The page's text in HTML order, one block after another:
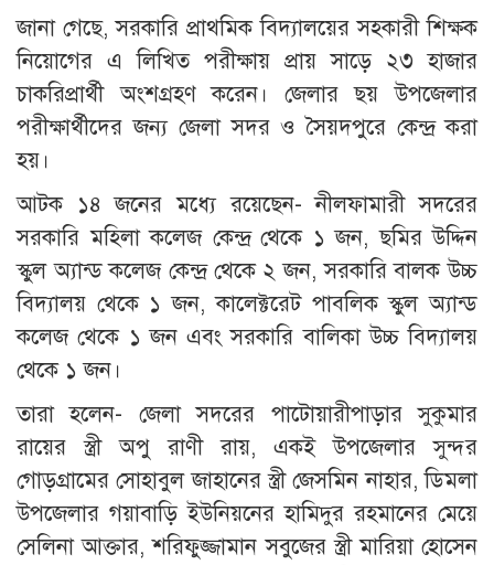
জানা গেছে, সরকারি প্রাথমিক বিদ্যালয়ের সহকারী শিক্ষক
নিয়োগের এ লিখিত পরীক্ষায় প্রায় সাড়ে ২৩ হাজার
চাকরিপ্রার্থী অংশগ্রহণ করেন। জেলার ছয় উপজেলার
পরীক্ষার্থীদের জন্য জেলা সদর ও সৈয়দপুরে কেন্দ্র করা
হয়।
আটক ১৪ জনের মধ্যে রয়েছেন- নীলফামারী সদরের
সরকারি মহিলা কলেজ কেন্দ্র থেকে ১ জন, ছমির উদ্দিন
স্কুল অ্যান্ড কলেজ কেন্দ্র থেকে ২ জন, সরকারি বালক উচ্চ
বিদ্যালয় থেকে ১ জন, কালেক্টরেট পাবলিক স্কুল অ্যান্ড
কলেজ থেকে ১ জন এবং সরকারি বালিকা উচ্চ বিদ্যালয়
থেকে ১ জন।
তারা হলেন- জেলা সদরের পাটোয়ারীপাড়ার সুকুমার
রায়ের স্ত্রী অপু রাণী রায়, একই উপজেলার সুন্দর
গোড়গ্রামের সোহাবুল জাহানের স্ত্রী জেসমিন নাহার, ডিমলা
উপজেলার গয়াবাড়ি ইউনিয়নের হামিদুর রহমানের মেয়ে
সেলিনা আক্তার, শরিফুজ্জামান সবুজের স্ত্রী মারিয়া হোসেন